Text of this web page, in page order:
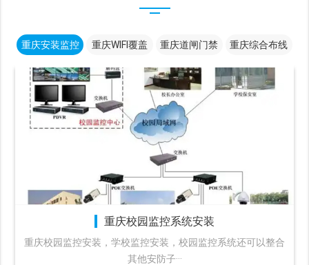
重庆安装监控 重庆WIFI覆盖 重庆道闸门禁 重庆综合布线
重庆校园监控系统安装
重庆校园监控安装，学校监控安装，校园监控系统还可以整合
其他安防子···